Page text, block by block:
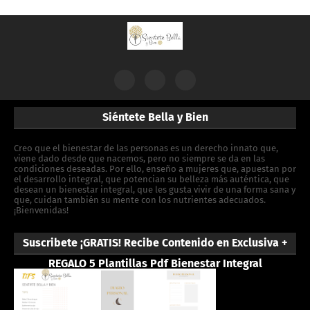
Siéntete Bella y Bien
Creo que el bienestar de las personas es un derecho innato que,
viene dado desde que nacemos, pero no siempre se da en las
condiciones deseadas. Por ello, enseño a mujeres que, apuestan por
el desarrollo integral, que potencian su belleza más auténtica, que
desean un bienestar integral, que les gusta vivir de una forma sana y
que, cuidan también su mente con los nutrientes adecuados.
¡Bienvenidas!
Suscribete ¡GRATIS! Recibe Contenido en Exclusiva +
REGALO 5 Plantillas Pdf Bienestar Integral